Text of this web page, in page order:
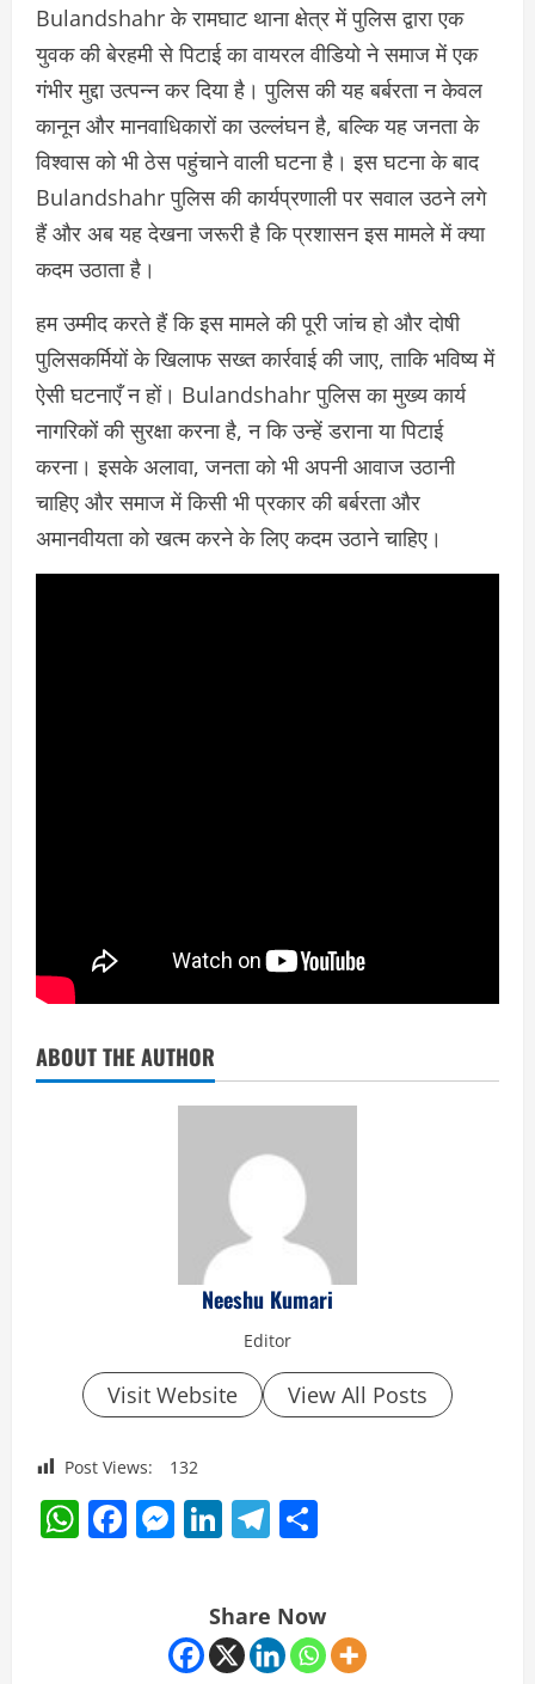
Bulandshahr के रामघाट थाना क्षेत्र में पुलिस द्वारा एक
युवक की बेरहमी से पिटाई का वायरल वीडियो ने समाज में एक
गंभीर मुद्दा उत्पन्न कर दिया है। पुलिस की यह बर्बरता न केवल
कानून और मानवाधिकारों का उल्लंघन है, बल्कि यह जनता के
विश्वास को भी ठेस पहुंचाने वाली घटना है। इस घटना के बाद
Bulandshahr पुलिस की कार्यप्रणाली पर सवाल उठने लगे
हैं और अब यह देखना जरूरी है कि प्रशासन इस मामले में क्या
कदम उठाता है।
हम उम्मीद करते हैं कि इस मामले की पूरी जांच हो और दोषी
पुलिसकर्मियों के खिलाफ सख्त कार्रवाई की जाए, ताकि भविष्य में
ऐसी घटनाएँ न हों। Bulandshahr पुलिस का मुख्य कार्य
नागरिकों की सुरक्षा करना है, न कि उन्हें डराना या पिटाई
करना। इसके अलावा, जनता को भी अपनी आवाज उठानी
चाहिए और समाज में किसी भी प्रकार की बर्बरता और
अमानवीयता को खत्म करने के लिए कदम उठाने चाहिए।
ABOUT THE AUTHOR
Neeshu Kumari
Editor
Visit Website View All Posts
Post Views: 132
WhatsApp
Facebook
Messenger
LinkedIn
Telegram
Share Now